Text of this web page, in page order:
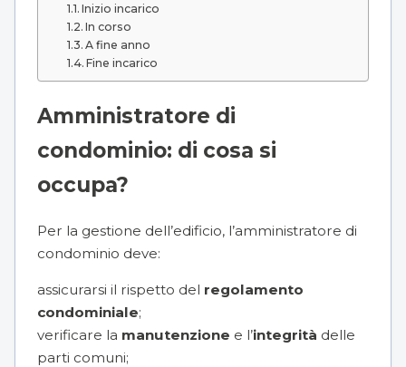
Inizio incarico
In corso
A fine anno
Fine incarico
Amministratore di
condominio: di cosa si
occupa?
Per la gestione dell’edificio, l’amministratore di
condominio deve:
assicurarsi il rispetto del regolamento
condominiale;
verificare la manutenzione e l’integrità delle
parti comuni;